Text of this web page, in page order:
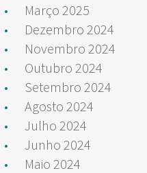
Março 2025
Dezembro 2024
Novembro 2024
Outubro 2024
Setembro 2024
Agosto 2024
Julho 2024
Junho 2024
Maio 2024